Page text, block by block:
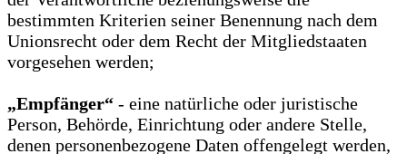
bestimmten Kriterien seiner Benennung nach dem
Unionsrecht oder dem Recht der Mitgliedstaaten
vorgesehen werden;
„Empfänger“ - eine natürliche oder juristische
Person, Behörde, Einrichtung oder andere Stelle,
denen personenbezogene Daten offengelegt werden,